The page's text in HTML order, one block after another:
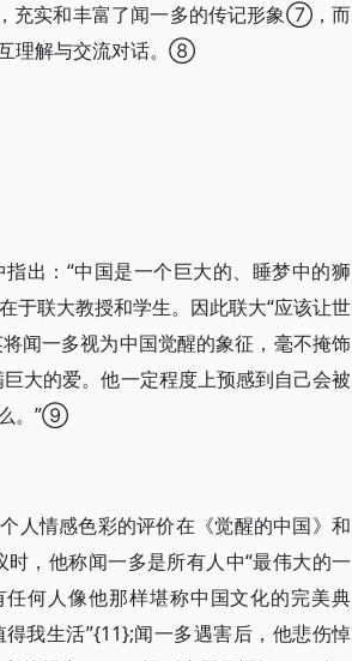
充实和丰富了闻一多的传记形象⑦，而
互理解与交流对话。⑧
出：“中国是一个巨大的、睡梦中的狮
于联大教授和学生。因此联大“应该让世
闻一多视为中国觉醒的象征，毫不掩饰
大的爱。他一定程度上预感到自己会被
么。”⑨
人情感色彩的评价在《觉醒的中国》和
，他称闻一多是所有人中“最伟大的一
何人像他那样堪称中国文化的完美典
我生活”{11};闻一多遇害后，他悲伤悼